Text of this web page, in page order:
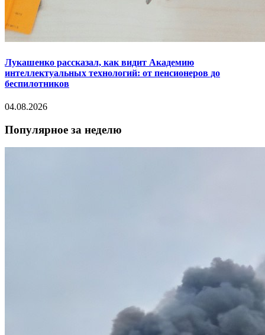
Лукашенко рассказал, как видит Академию
интеллектуальных технологий: от пенсионеров до
беспилотников
04.08.2026
Популярное за неделю